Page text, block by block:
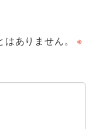
ありません。
※